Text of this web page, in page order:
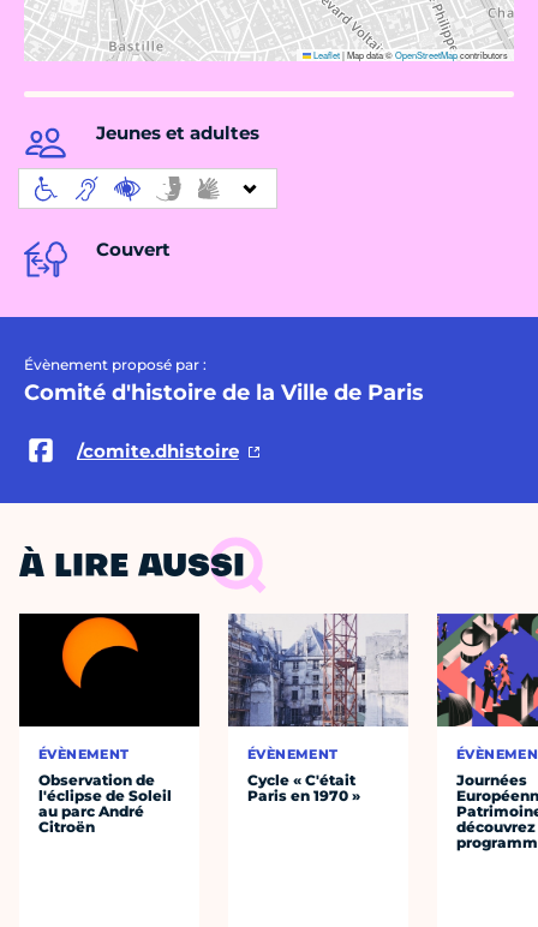
Leaflet|Map data ©OpenStreetMapcontributors
Jeunes et adultes
Couvert
Évènement proposé par :
Comité d'histoire de la Ville de Paris
/comite.dhistoire
À LIRE AUSSI
ÉVÈNEMENT
Observation de
l'éclipse de Soleil
au parc André
Citroën
ÉVÈNEMENT
Cycle « C'était
Paris en 1970 »
Journées